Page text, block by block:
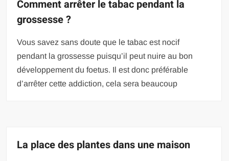
Comment arrêter le tabac pendant la
grossesse ?
Vous savez sans doute que le tabac est nocif
pendant la grossesse puisqu’il peut nuire au bon
développement du foetus. Il est donc préférable
d’arrêter cette addiction, cela sera beaucoup
La place des plantes dans une maison